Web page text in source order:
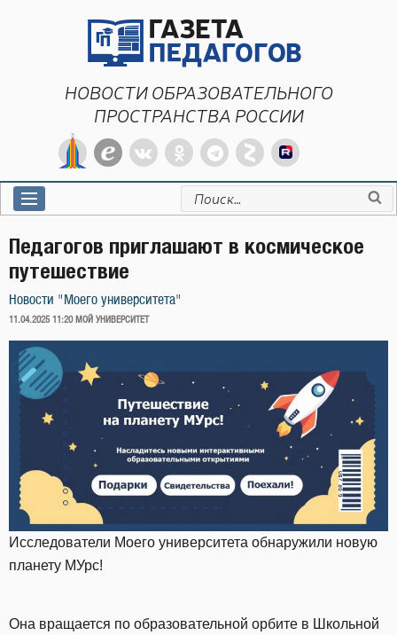
НОВОСТИ ОБРАЗОВАТЕЛЬНОГО
ПРОСТРАНСТВА РОССИИ
Искать:
Педагогов приглашают в космическое
путешествие
Новости "Моего университета"
ОПУБЛИКОВАНО
11.04.2025 11:20 МОЙ УНИВЕРСИТЕТ
Исследователи Моего университета обнаружили новую
планету МУрс!
Она вращается по образовательной орбите в Школьной